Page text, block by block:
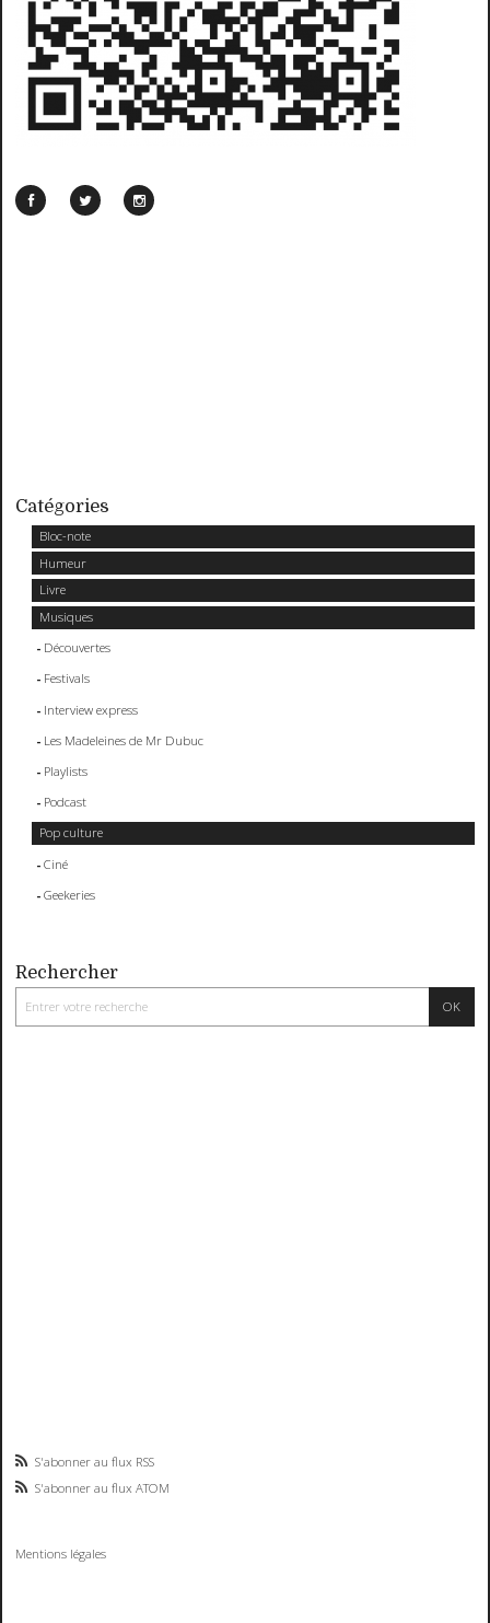
Catégories
Bloc-note
Humeur
Livre
Musiques
Découvertes
Festivals
Interview express
Les Madeleines de Mr Dubuc
Playlists
Podcast
Pop culture
Ciné
Geekeries
Rechercher
S'abonner au flux RSS
S'abonner au flux ATOM
Mentions légales